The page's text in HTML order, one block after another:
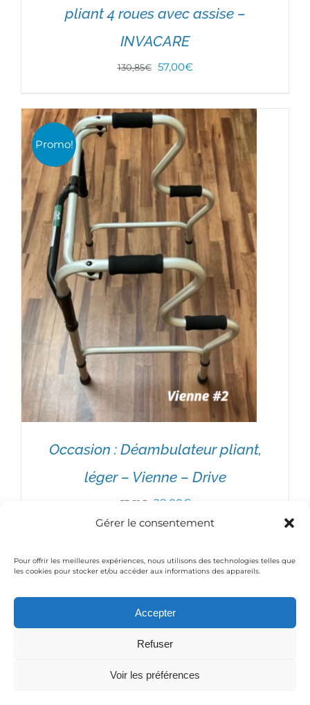
Gérer le consentement
Pour offrir les meilleures expériences, nous utilisons des technologies telles que
les cookies pour stocker et/ou accéder aux informations des appareils.
Accepter
Refuser
Voir les préférences
AJOUTER AU PANIER / DÉTAILS
pliant 4 roues avec assise –
INVACARE
130,85€
Le
initial
était :
130,85€.
57,00€Le
actuel
est :
57,00€.
Promo!
Occasion : Déambulateur pliant,
léger – Vienne – Drive
53,81 € Le
prix
était :
53,81€.
28,00 €Le
prix
est :
28,00€.
Mentions légales / Politique de confidentialité